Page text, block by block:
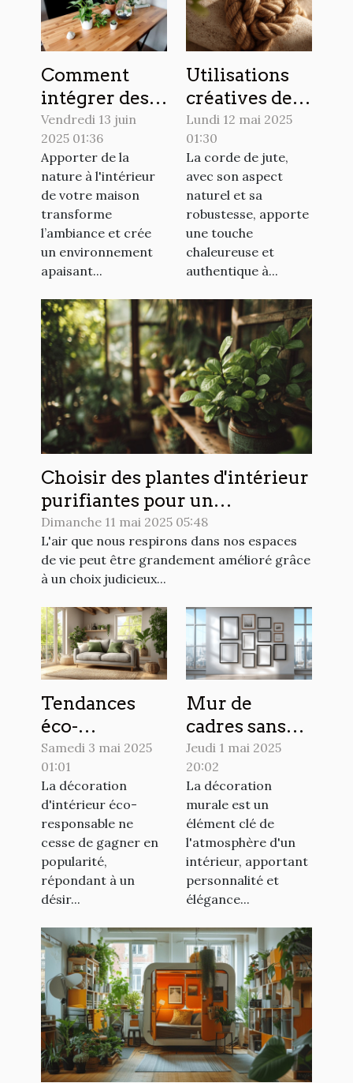
Comment
intégrer des
éléments
naturels dans
votre
décoration
intérieure
Vendredi 13 juin
2025 01:36
Apporter de la
nature à l'intérieur
de votre maison
transforme
l’ambiance et crée
un environnement
apaisant...
Utilisations
créatives de la
corde de jute
dans la
décoration
intérieure
Lundi 12 mai 2025
01:30
La corde de jute,
avec son aspect
naturel et sa
robustesse, apporte
une touche
chaleureuse et
authentique à...
Choisir des plantes d'intérieur
purifiantes pour un
environnement sain et
apaisant
Dimanche 11 mai 2025 05:48
L'air que nous respirons dans nos espaces
de vie peut être grandement amélioré grâce
à un choix judicieux...
Tendances
éco-
responsables
en décoration
d'intérieur
pour 2023
Samedi 3 mai 2025
01:01
La décoration
d'intérieur éco-
responsable ne
cesse de gagner en
popularité,
répondant à un
désir...
Mur de
cadres sans
perçage des
alternatives
innovantes
pour votre
déco
Jeudi 1 mai 2025
20:02
La décoration
murale est un
élément clé de
l'atmosphère d'un
intérieur, apportant
personnalité et
élégance...